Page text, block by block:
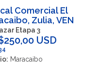
Comercial El
Zulia, VEN
Etapa 3
USD
Maracaibo